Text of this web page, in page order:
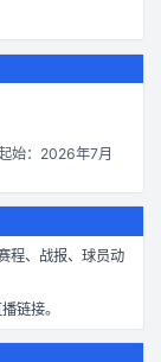
始： 2026年7月
程、战报、球员动
链接。